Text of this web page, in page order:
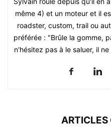
même 4) et un moteur et il
roadster, custom, trail ou
préférée : "Brûle la gomme,
n'hésitez pas à le saluer, il
ARTICLES